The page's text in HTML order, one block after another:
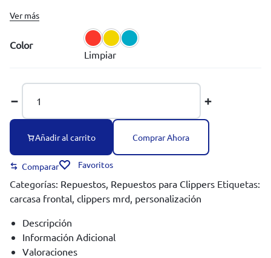
Ver más
Color
Limpiar
Añadir al carrito Comprar Ahora
Comparar Favoritos
Categorías: Repuestos Repuestos para Clippers Etiquetas:
carcasa frontal clippers mrd personalización
Descripción
Información Adicional
Valoraciones